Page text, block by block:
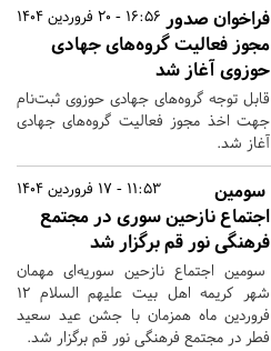
16:56 - 20 فروردین 1404 فراخوان صدور
مجوز فعالیت گروه‌های جهادی
حوزوی آغاز شد
قابل توجه گروه‌های جهادی حوزوی ثبت‌نام
جهت اخذ مجوز فعالیت گروه‌های جهادی
آغاز شد.
11:53 - 17 فروردین 1404
سومین
اجتماع نازحین سوری در مجتمع
فرهنگی نور قم برگزار شد
سومین اجتماع نازحین سوریه‌ای مهمان
شهر کریمه اهل بیت علیهم السلام ۱۲
فروردین ماه همزمان با جشن عید سعید
فطر در مجتمع فرهنگی نور قم برگزار شد.